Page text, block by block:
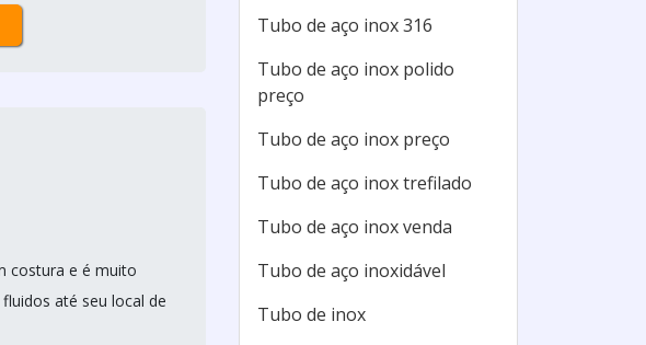
costura e é muito
até seu local de
Tubo de aço inox 316
Tubo de aço inox polido
preço
Tubo de aço inox preço
Tubo de aço inox trefilado
Tubo de aço inox venda
Tubo de aço inoxidável
Tubo de inox